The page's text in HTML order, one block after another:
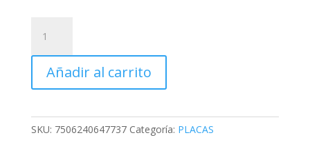
CON
CONTACTO
INTERRUPTOR
cantidad
Añadir al carrito
SKU: 7506240647737 Categoría: PLACAS